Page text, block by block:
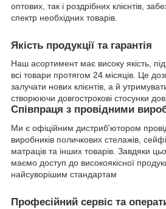
оптових, так і роздрібних клієнтів,
спектр необхідних товарів.
Якість продукції та гарантія
Наш асортимент має високу якість,
всі товари протягом 24 місяців. Це
залучати нових клієнтів, а й
створюючи довгострокові стосунки
Співпраця з провідними
Ми є офіційним дистриб'ютором
виробників поличкових стелажів,
матраців та інших товарів. Завдяки
маємо доступ до високоякісної
найсуворішим стандартам
Професійний сервіс та